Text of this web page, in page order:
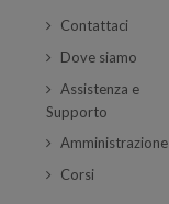
Contattaci
Dove siamo
Assistenza e
Supporto
Amministrazione
Corsi